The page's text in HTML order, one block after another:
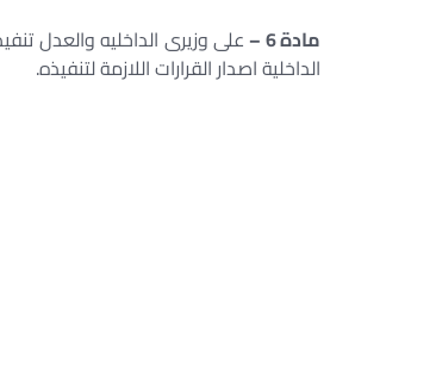
مادة 6 –
على وزيرى الداخليه والعدل
الداخلية اصدار القرارات اللازمة لتنفيذه.